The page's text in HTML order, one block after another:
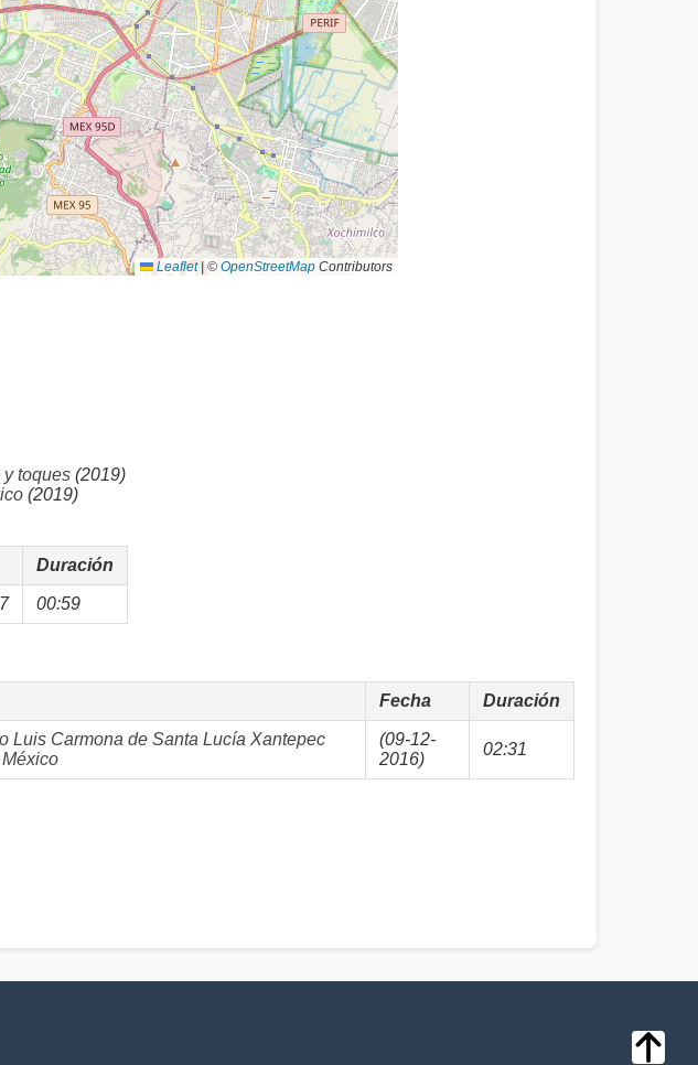
Leaflet |© OpenStreetMap Contributors
y toques (2019)
(2019)
Duración
00:59
Fecha Duración
Luis Carmona de Santa Lucía Xantepec
(09-12-
2016)
02:31